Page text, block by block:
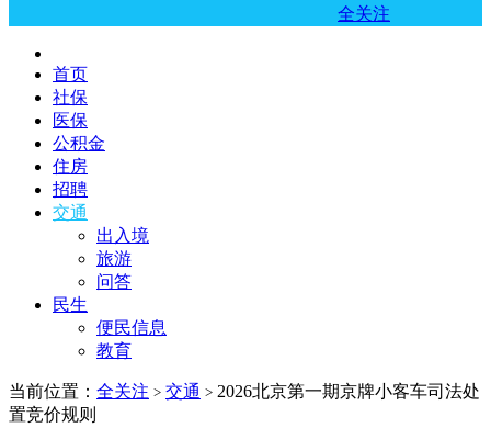
全关注
首页
社保
医保
公积金
住房
招聘
交通
出入境
旅游
问答
民生
便民信息
教育
当前位置： 全关注 > 交通 > 2026北京第一期京牌小客车司法处
置竞价规则